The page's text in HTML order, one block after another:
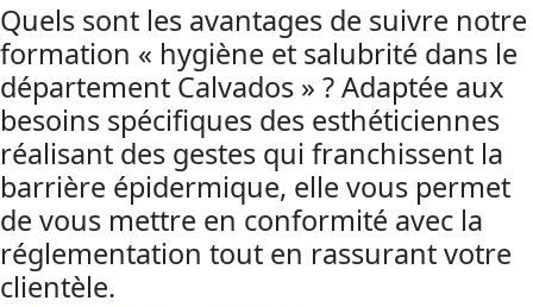
Quels sont les avantages de suivre notre
formation « hygiène et salubrité dans le
département Calvados » ? Adaptée aux
besoins spécifiques des esthéticiennes
réalisant des gestes qui franchissent la
barrière épidermique, elle vous permet
de vous mettre en conformité avec la
réglementation tout en rassurant votre
clientèle.